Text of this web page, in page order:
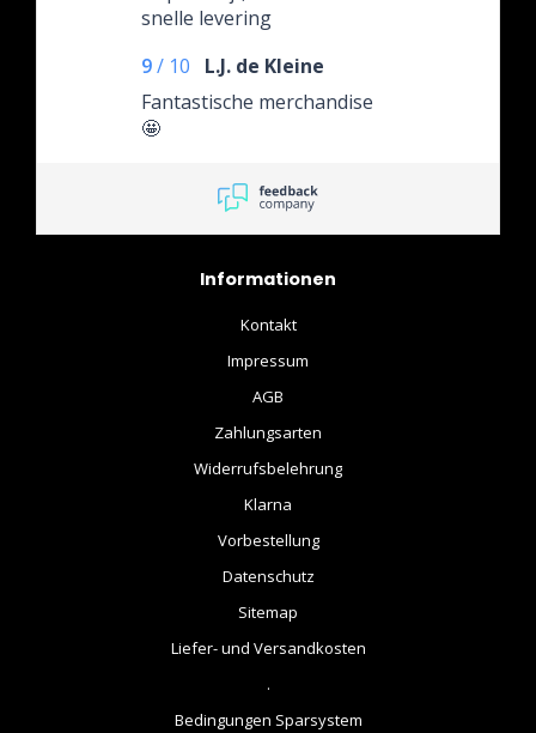
snelle levering
9/ 10
L.J. de Kleine
Fantastische merchandise
🤩
Informationen
Kontakt
Impressum
AGB
Zahlungsarten
Widerrufsbelehrung
Klarna
Vorbestellung
Datenschutz
Sitemap
Liefer- und Versandkosten
.
Bedingungen Sparsystem